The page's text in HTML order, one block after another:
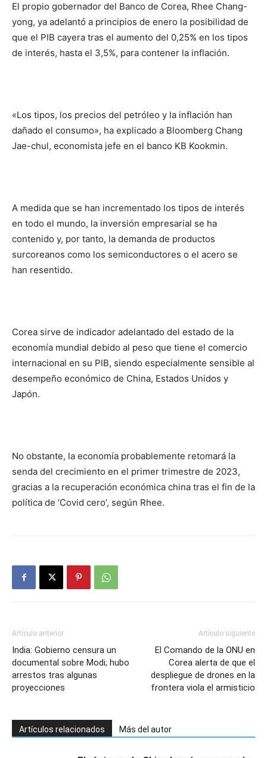
El propio gobernador del Banco de Corea, Rhee Chang-
yong, ya adelantó a principios de enero la posibilidad de
que el PIB cayera tras el aumento del 0,25% en los tipos
de interés, hasta el 3,5%, para contener la inflación.
«Los tipos, los precios del petróleo y la inflación han
dañado el consumo», ha explicado a Bloomberg Chang
Jae-chul, economista jefe en el banco KB Kookmin.
A medida que se han incrementado los tipos de interés
en todo el mundo, la inversión empresarial se ha
contenido y, por tanto, la demanda de productos
surcoreanos como los semiconductores o el acero se
han resentido.
Corea sirve de indicador adelantado del estado de la
economía mundial debido al peso que tiene el comercio
internacional en su PIB, siendo especialmente sensible al
desempeño económico de China, Estados Unidos y
Japón.
No obstante, la economía probablemente retomará la
senda del crecimiento en el primer trimestre de 2023,
gracias a la recuperación económica china tras el fin de la
política de ‘Covid cero’, según Rhee.
Artículo anterior
India: Gobierno censura un
documental sobre Modi; hubo
arrestos tras algunas
proyecciones
Artículo siguiente
El Comando de la ONU en
Corea alerta de que el
despliegue de drones en la
frontera viola el armisticio
Artículos relacionados Más del autor